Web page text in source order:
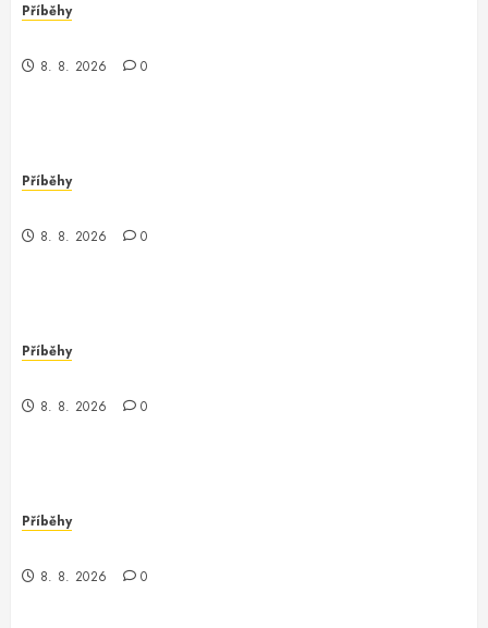
Příběhy
8. 8. 2026 0
Příběhy
8. 8. 2026 0
Příběhy
8. 8. 2026 0
Příběhy
8. 8. 2026 0